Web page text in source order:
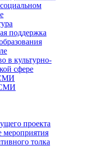
поддержка
в культурно-
сфере
СМИ
проекта
толка